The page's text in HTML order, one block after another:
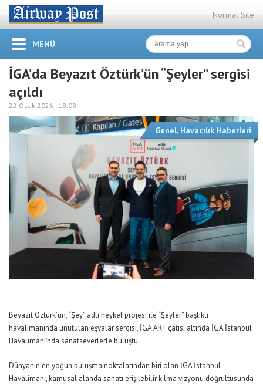
Normal Site
MENÜ
İGA’da Beyazıt Öztürk’ün “Şeyler” sergisi
açıldı
22 Ocak 2026 - 18:08
Genel, Havacılık Haberleri
Beyazıt Öztürk’ün, “Şey” adlı heykel projesi ile “Şeyler” başlıklı
havalimanında unutulan eşyalarsergisi, İGA ART çatısı altında İGAİstanbul
Havalimanı’nda sanatseverlerle buluştu.
Dünyanın en yoğun buluşma noktalarından biri olan İGA İstanbul
Havalimanı,kamusal alanda sanatı erişilebilir kılma vizyonu doğrultusunda